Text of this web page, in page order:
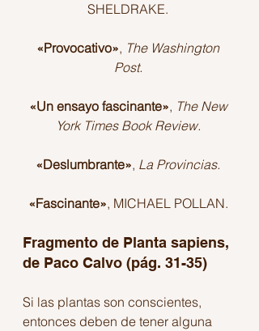
SHELDRAKE.
«Provocativo», The Washington
Post.
«Un ensayo fascinante», The New
York Times Book Review.
«Deslumbrante», La Provincias.
«Fascinante», MICHAEL POLLAN.
Fragmento de Planta sapiens,
de Paco Calvo (pág. 31-35)
Si las plantas son conscientes,
entonces deben de tener alguna